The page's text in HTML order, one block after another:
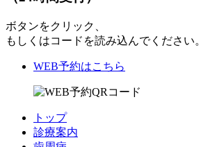
ボタンをクリック、
もしくはコードを読み込んでください。
WEB予約はこちら
トップ
診療案内